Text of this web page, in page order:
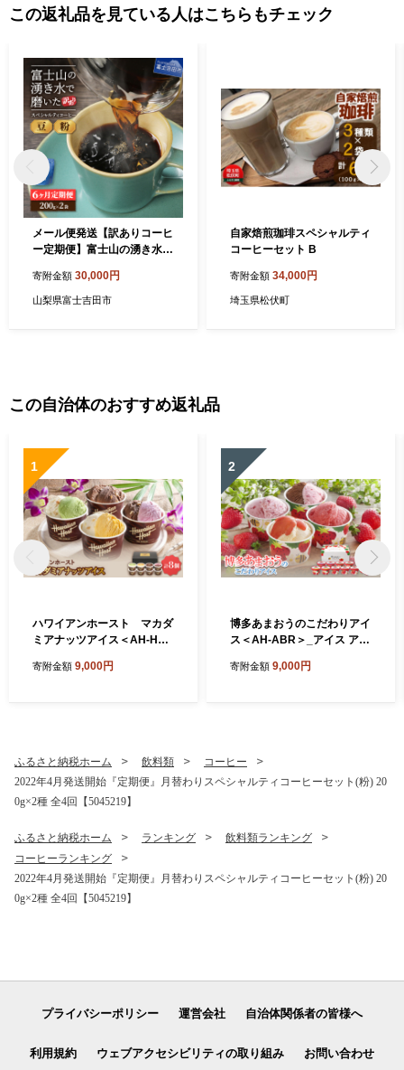
この返礼品を見ている人はこちらもチェック
メール便発送【訳ありコーヒ
ー定期便】富士山の湧き水で
ヒーセット 6ヶ月コース
寄附金額 30,000円
山梨県富士吉田市
自家焙煎珈琲スペシャルティ
コーヒーセット B
寄附金額 34,000円
埼玉県松伏町
この自治体のおすすめ返礼品
1
ハワイアンホースト マカダ
ミアナッツアイス＜AH-HS
イーツ デザート マカダミア
629】
寄附金額 9,000円
2
博多あまおうのこだわりアイ
ス＜AH-ABR＞_アイス アイ
ト 苺 いちご イチゴ あまおう
寄附金額 9,000円
ふるさと納税ホーム 飲料類
コーヒー
2022年4月発送開始『定期便』月替わりスペシャルティコーヒーセット(粉) 20
0g×2種 全4回【5045219】
ふるさと納税ホーム ランキング
飲料類ランキング
コーヒーランキング
2022年4月発送開始『定期便』月替わりスペシャルティコーヒーセット(粉) 20
0g×2種 全4回【5045219】
プライバシーポリシー 運営会社 自治体関係者の皆様へ
利用規約 ウェブアクセシビリティの取り組み お問い合わせ